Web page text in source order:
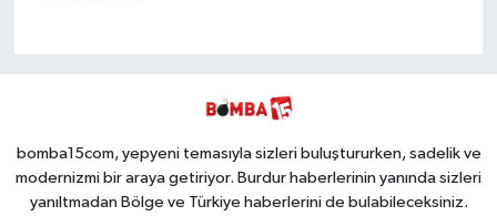
bomba15com, yepyeni temasıyla sizleri buluştururken, sadelik ve
modernizmi bir araya getiriyor. Burdur haberlerinin yanında sizleri
yanıltmadan Bölge ve Türkiye haberlerini de bulabileceksiniz.